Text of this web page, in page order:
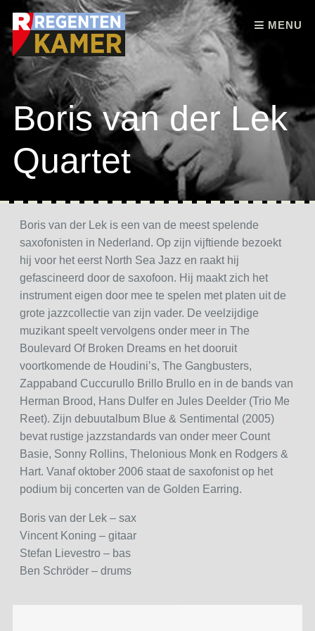
MENU
Skip to content
Boris van der Lek
Quartet
Boris van der Lek is een van de meest spelende
saxofonisten in Nederland. Op zijn vijftiende bezoekt
hij voor het eerst North Sea Jazz en raakt hij
gefascineerd door de saxofoon. Hij maakt zich het
instrument eigen door mee te spelen met platen uit de
grote jazzcollectie van zijn vader. De veelzijdige
muzikant speelt vervolgens onder meer in The
Boulevard Of Broken Dreams en het dooruit
voortkomende de Houdini’s, The Gangbusters,
Zappaband Cuccurullo Brillo Brullo en in de bands van
Herman Brood, Hans Dulfer en Jules Deelder (Trio Me
Reet). Zijn debuutalbum Blue & Sentimental (2005)
bevat rustige jazzstandards van onder meer Count
Basie, Sonny Rollins, Thelonious Monk en Rodgers &
Hart. Vanaf oktober 2006 staat de saxofonist op het
podium bij concerten van de Golden Earring.
Boris van der Lek – sax
Vincent Koning – gitaar
Stefan Lievestro – bas
Ben Schröder – drums